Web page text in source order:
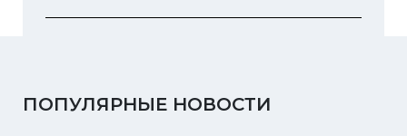
ПОПУЛЯРНЫЕ НОВОСТИ